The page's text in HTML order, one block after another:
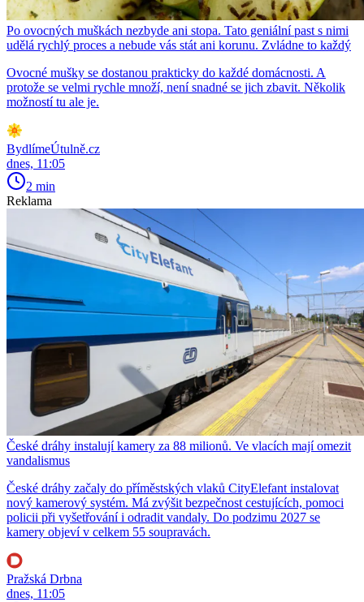
Po ovocných muškách nezbyde ani stopa. Tato geniální past s nimi
udělá rychlý proces a nebude vás stát ani korunu. Zvládne to každý
Ovocné mušky se dostanou prakticky do každé domácnosti. A
protože se velmi rychle množí, není snadné se jich zbavit. Několik
možností tu ale je.
BydlímeÚtulně.cz
dnes, 11:05
2 min
Reklama
České dráhy instalují kamery za 88 milionů. Ve vlacích mají omezit
vandalismus
České dráhy začaly do příměstských vlaků CityElefant instalovat
nový kamerový systém. Má zvýšit bezpečnost cestujících, pomoci
policii při vyšetřování i odradit vandaly. Do podzimu 2027 se
kamery objeví v celkem 55 soupravách.
Pražská Drbna
dnes, 11:05